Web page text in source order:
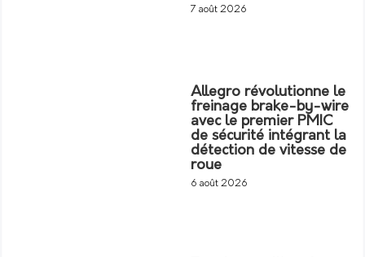
7 août 2026
Allegro révolutionne le
freinage brake-by-wire
avec le premier PMIC
de sécurité intégrant la
détection de vitesse de
roue
6 août 2026